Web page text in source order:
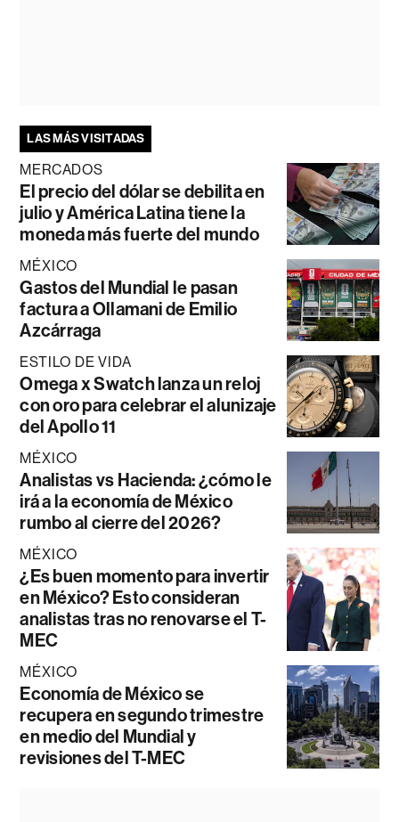
LAS MÁS VISITADAS
MERCADOS
El precio del dólar se debilita en
julio y América Latina tiene la
moneda más fuerte del mundo
MÉXICO
Gastos del Mundial le pasan
factura a Ollamani de Emilio
Azcárraga
ESTILO DE VIDA
Omega x Swatch lanza un reloj
con oro para celebrar el alunizaje
del Apollo 11
MÉXICO
Analistas vs Hacienda: ¿cómo le
irá a la economía de México
rumbo al cierre del 2026?
MÉXICO
¿Es buen momento para invertir
en México? Esto consideran
analistas tras no renovarse el T-
MEC
MÉXICO
Economía de México se
recupera en segundo trimestre
en medio del Mundial y
revisiones del T-MEC